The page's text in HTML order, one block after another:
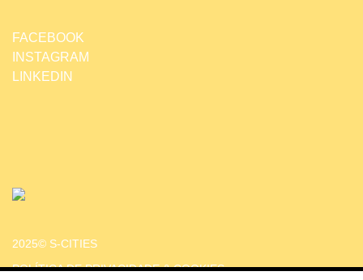
FACEBOOK
INSTAGRAM
LINKEDIN
2025© S-CITIES
POLÍTICA DE PRIVACIDADE & COOKIES